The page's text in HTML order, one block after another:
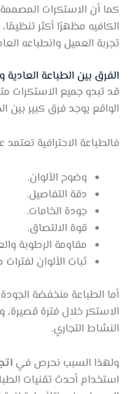
كما أن الاستكرات
الكافيه مظهرًا أكثر
تجربة العميل وانطباعه
الفرق بين الطباعة العادية
قد تبدو جميع الاستكرات
الواقع يوجد فرق كبير بين
فالطباعة الاحترافية
وضوح الألوان.
دقة التفاصيل.
جودة الخامات.
قوة الالتصاق.
مقاومة الرطوبة
ثبات الألوان
أما الطباعة منخفضة
الاستكر خلال فترة
النشاط التجاري.
ولهذا السبب نحرص في
استخدام أحدث تقنيات